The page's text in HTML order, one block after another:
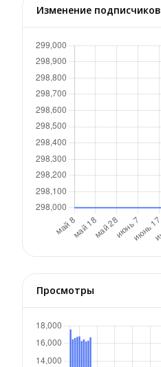
Изменение подписчиков
Просмотры